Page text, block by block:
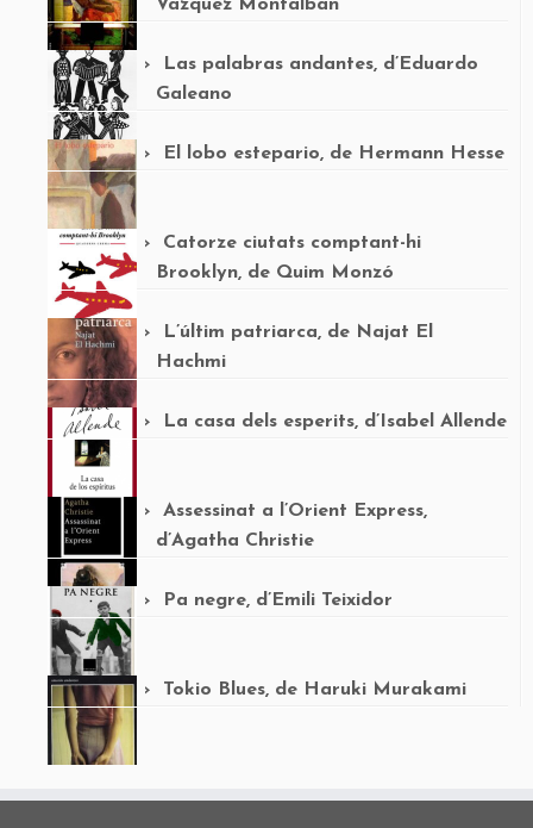
Vázquez Montalbán
Las palabras andantes, d’Eduardo
Galeano
El lobo estepario, de Hermann Hesse
Catorze ciutats comptant-hi
Brooklyn, de Quim Monzó
L’últim patriarca, de Najat El
Hachmi
La casa dels esperits, d’Isabel Allende
Assessinat a l’Orient Express,
d’Agatha Christie
Pa negre, d’Emili Teixidor
Tokio Blues, de Haruki Murakami